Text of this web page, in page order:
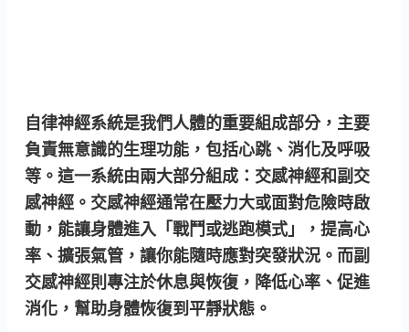
自律神經系統是我們人體的重要組成部分，主要
負責無意識的生理功能，包括心跳、消化及呼吸
等。這一系統由兩大部分組成： 交感神經和副交
感神經 。交感神經通常在壓力大或面對危險時啟
動，能讓身體進入「戰鬥或逃跑模式」，提高心
率、擴張氣管，讓你能隨時應對突發狀況。而副
交感神經則專注於休息與恢復，降低心率、促進
消化，幫助身體恢復到平靜狀態。